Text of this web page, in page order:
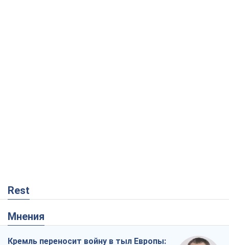
Rest
Мнения
Кремль переносит войну в тыл Европы: